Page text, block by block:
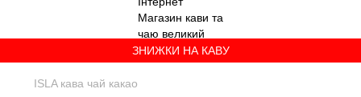
ЗНИЖКИ НА КАВУ
ISLA кава чай какао